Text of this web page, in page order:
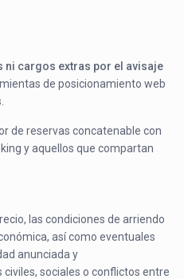
ni cargos extras por el avisaje
de posicionamiento web
de reservas concatenable con
y aquellos que compartan
las condiciones de arriendo
así como eventuales
anunciada y
civiles, sociales o conflictos entre